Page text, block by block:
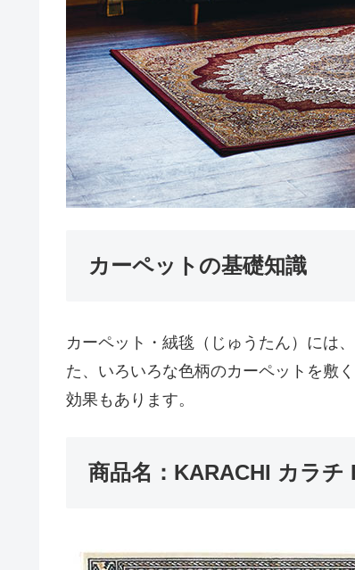
カーペットの基礎知識
カーペット・絨毯（じゅうたん）には
た、いろいろな色柄のカーペットを敷
効果もあります。
商品名：KARACHI カラチ